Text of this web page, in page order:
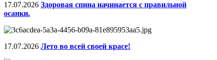
17.07.2026 Здоровая спина начинается с правильной
осанки.
17.07.2026 Лето во всей своей красе!